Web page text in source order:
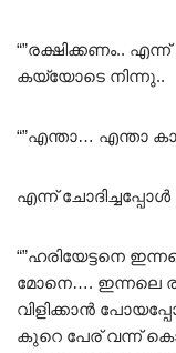
“”രക്ഷിക്കണം..
കയ്യോടെ നിന്നു..
“”എന്താ… എന്താ
എന്ന്
“”ഹരിയേട്ടനെ
മോനെ…. ഇന്നലെ
വിളിക്കാൻ
കുറെ പേര് വന്ന്